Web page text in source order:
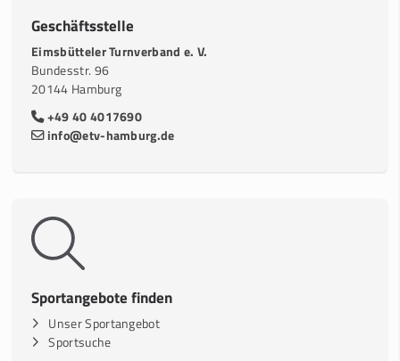
Geschäftsstelle
Eimsbütteler Turnverband e. V.
Bundesstr. 96
20144 Hamburg
+49 40 4017690
info@etv-hamburg.de
Sportangebote finden
Unser Sportangebot
Sportsuche